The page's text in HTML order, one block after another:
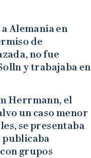
Alemania en
de
no fue
y trabajaba en
Herrmann, el
un caso menor
se presentaba
publicaba
grupos